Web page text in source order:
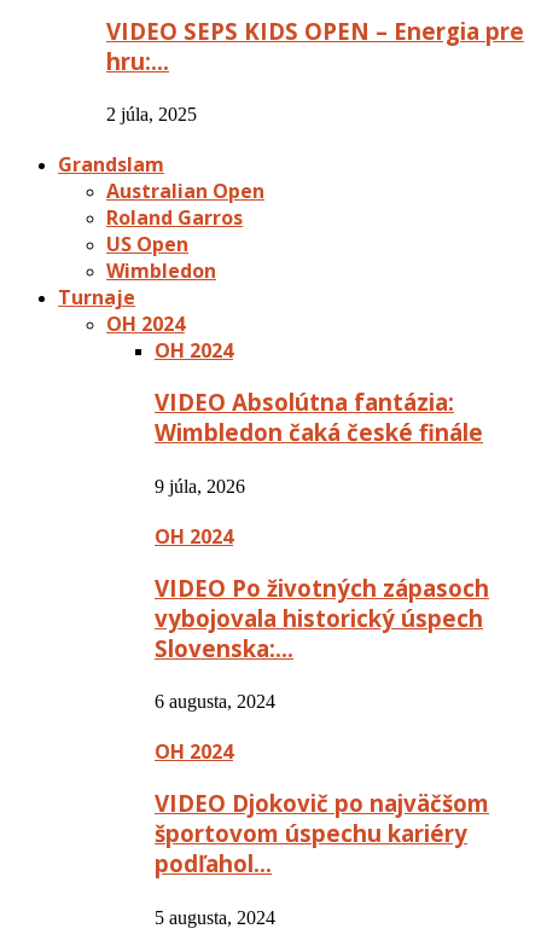
VIDEO SEPS KIDS OPEN – Energia pre
hru:…
2 júla, 2025
Grandslam
Australian Open
Roland Garros
US Open
Wimbledon
Turnaje
OH 2024
OH 2024
VIDEO Absolútna fantázia:
Wimbledon čaká české finále
9 júla, 2026
OH 2024
VIDEO Po životných zápasoch
vybojovala historický úspech
Slovenska:…
6 augusta, 2024
OH 2024
VIDEO Djokovič po najväčšom
športovom úspechu kariéry
podľahol…
5 augusta, 2024